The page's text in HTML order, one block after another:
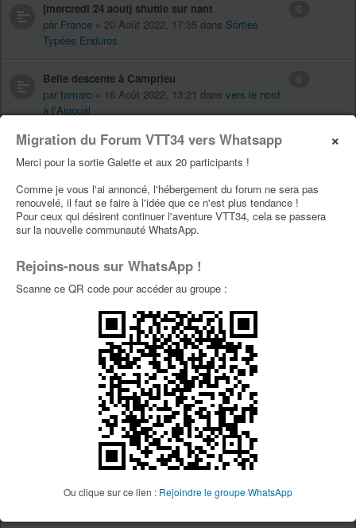
×
Migration du Forum VTT34 vers Whatsapp
Merci pour la sortie Galette et aux 20 participants !
Comme je vous l'ai annoncé, l'hébergement du forum ne sera pas
renouvelé, il faut se faire à l'idée que ce n'est plus tendance !
Pour ceux qui désirent continuer l'aventure VTT34, cela se passera
sur la nouvelle communauté WhatsApp.
Rejoins-nous sur WhatsApp !
Scanne ce QR code pour accéder au groupe :
Ou clique sur ce lien : Rejoindre le groupe WhatsApp
[mercredi 24 aout] shuttle sur nant
par France » 20 Août 2022, 17:35 dans Sorties
Typées Enduros
0
Belle descente à Camprieu
par tamaro » 16 Août 2022, 13:21 dans vers le nord
à l'Aigoual
0
Poignées Oury
parlesteph» 22 Juin 2022, 10:57 dansVentes
Vendu Giant Trance E 3 Pro de Michelle
parFraja34» 21 Juin 2022, 13:59 dans
0
[dimanche 5 juin] Gardiole
parFrance» 04 Juin 2022, 08:08 dans Sorties
elle envoie...
» 02 Juin 2022, 17:18 dans Photos et
» 24 Mai 2022, 08:32 dans Aide et
conseils équipement du pilote
tamaro» 22 Mai 2022, 10:08 dansVentes VTT